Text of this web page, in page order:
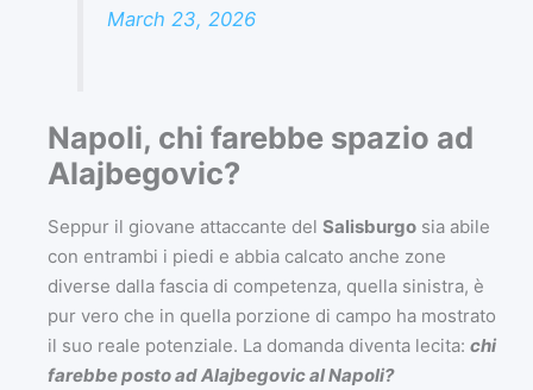
March 23, 2026
Napoli, chi farebbe spazio ad
Alajbegovic?
Seppur il giovane attaccante del Salisburgo sia abile
con entrambi i piedi e abbia calcato anche zone
diverse dalla fascia di competenza, quella sinistra, è
pur vero che in quella porzione di campo ha mostrato
il suo reale potenziale. La domanda diventa lecita: chi
farebbe posto ad Alajbegovic al Napoli?